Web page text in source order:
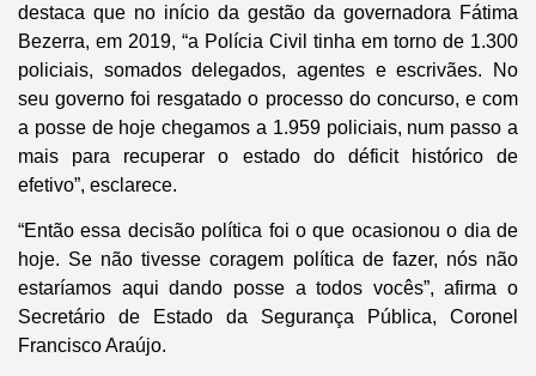
destaca que no início da gestão da governadora Fátima
Bezerra, em 2019, “a Polícia Civil tinha em torno de 1.300
policiais, somados delegados, agentes e escrivães. No
seu governo foi resgatado o processo do concurso, e com
a posse de hoje chegamos a 1.959 policiais, num passo a
mais para recuperar o estado do déficit histórico de
efetivo”, esclarece.
“Então essa decisão política foi o que ocasionou o dia de
hoje. Se não tivesse coragem política de fazer, nós não
estaríamos aqui dando posse a todos vocês”, afirma o
Secretário de Estado da Segurança Pública, Coronel
Francisco Araújo.